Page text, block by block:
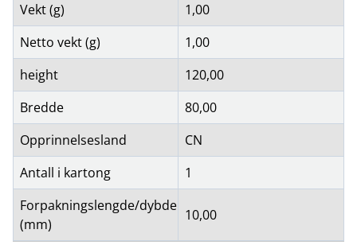
Vekt (g)
1,00
Netto vekt (g)
1,00
height
120,00
Bredde
80,00
Opprinnelsesland
CN
Antall i kartong
1
Forpakningslengde/dybde
(mm)
10,00